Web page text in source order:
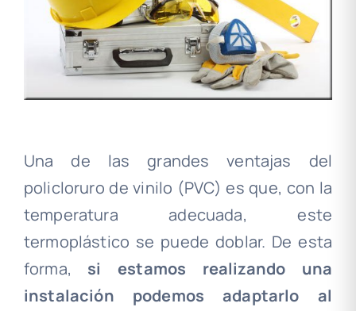
Una de las grandes ventajas del
policloruro de vinilo (PVC) es que, con la
temperatura adecuada, este
termoplástico se puede doblar. De esta
forma, si estamos realizando una
instalación podemos adaptarlo al